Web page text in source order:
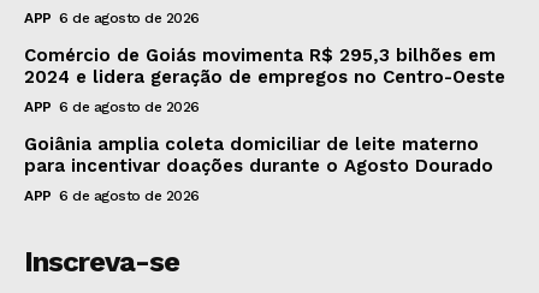
APP 6 de agosto de 2026
Comércio de Goiás movimenta R$ 295,3 bilhões em
2024 e lidera geração de empregos no Centro-Oeste
APP 6 de agosto de 2026
Goiânia amplia coleta domiciliar de leite materno
para incentivar doações durante o Agosto Dourado
APP 6 de agosto de 2026
Inscreva-se